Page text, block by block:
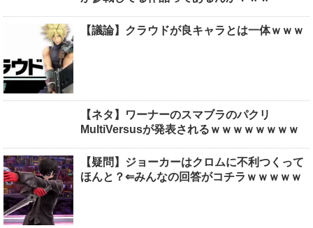
【議論】クラウドが良キャラとは一体ｗｗｗ
【ネタ】ワーナーのスマブラのパクリ
MultiVersusが発表されるｗｗｗｗｗｗｗｗ
【疑問】ジョーカーはクロムに不利つくって
ほんと？⇐みんなの回答がコチラｗｗｗｗｗ